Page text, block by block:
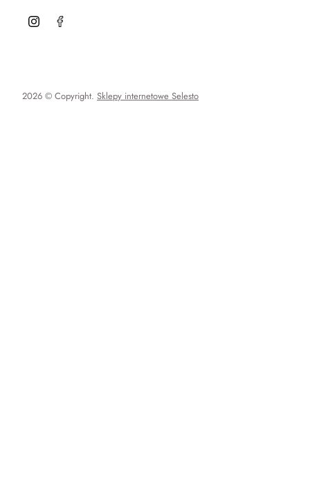
2026 © Copyright. Sklepy internetowe Selesto